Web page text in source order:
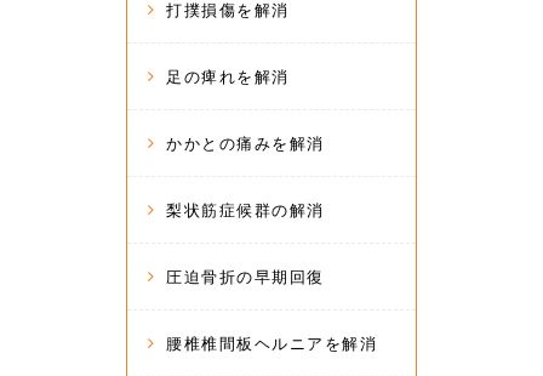
打撲損傷を解消
足の痺れを解消
かかとの痛みを解消
梨状筋症候群の解消
圧迫骨折の早期回復
腰椎椎間板ヘルニアを解消